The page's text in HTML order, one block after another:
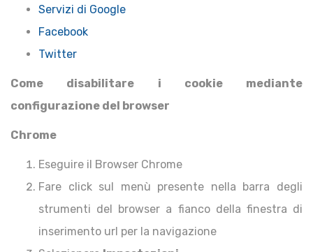
Servizi di Google
Facebook
Twitter
Come disabilitare i cookie mediante
configurazione del browser
Chrome
Eseguire il Browser Chrome
Fare click sul menù presente nella barra degli
strumenti del browser a fianco della finestra di
inserimento url per la navigazione